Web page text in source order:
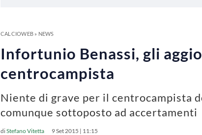
CALCIOWEB» NEWS
Infortunio Benassi, gli
centrocampista
Niente di grave per il centrocampista
comunque sottoposto ad accertamenti
diStefano Vitetta 9 Set 2015 | 11:15